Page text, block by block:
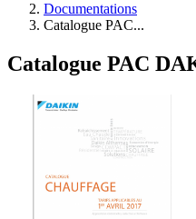
Documentations
Catalogue PAC...
Catalogue PAC